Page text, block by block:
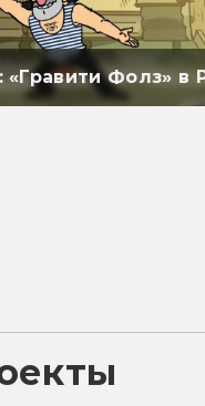
«Гравити Фолз» в